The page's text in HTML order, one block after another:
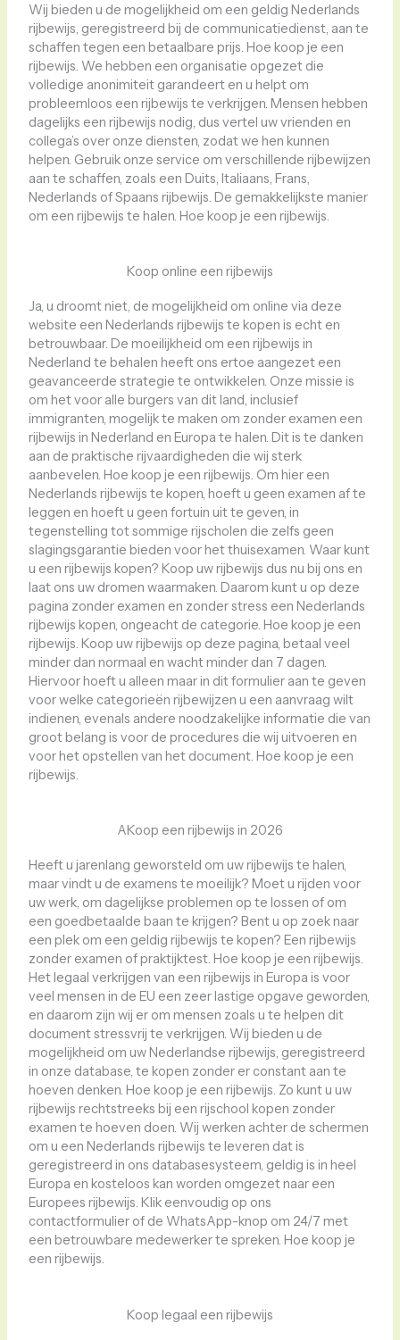
Wij bieden u de mogelijkheid om een ​​geldig Nederlands
rijbewijs, geregistreerd bij de communicatiedienst, aan te
schaffen tegen een betaalbare prijs. Hoe koop je een
rijbewijs. We hebben een organisatie opgezet die
volledige anonimiteit garandeert en u helpt om
probleemloos een rijbewijs te verkrijgen. Mensen hebben
dagelijks een rijbewijs nodig, dus vertel uw vrienden en
collega’s over onze diensten, zodat we hen kunnen
helpen. Gebruik onze service om verschillende rijbewijzen
aan te schaffen, zoals een Duits, Italiaans, Frans,
Nederlands of Spaans rijbewijs. De gemakkelijkste manier
om een ​​rijbewijs te halen. Hoe koop je een rijbewijs.
Koop online een rijbewijs
Ja, u droomt niet, de mogelijkheid om online via deze
website een Nederlands rijbewijs te kopen is echt en
betrouwbaar. De moeilijkheid om een ​​rijbewijs in
Nederland te behalen heeft ons ertoe aangezet een
geavanceerde strategie te ontwikkelen. Onze missie is
om het voor alle burgers van dit land, inclusief
immigranten, mogelijk te maken om zonder examen een
rijbewijs in Nederland en Europa te halen. Dit is te danken
aan de praktische rijvaardigheden die wij sterk
aanbevelen. Hoe koop je een rijbewijs. Om hier een
Nederlands rijbewijs te kopen, hoeft u geen examen af ​​te
leggen en hoeft u geen fortuin uit te geven, in
tegenstelling tot sommige rijscholen die zelfs geen
slagingsgarantie bieden voor het thuisexamen. Waar kunt
u een rijbewijs kopen? Koop uw rijbewijs dus nu bij ons en
laat ons uw dromen waarmaken. Daarom kunt u op deze
pagina zonder examen en zonder stress een Nederlands
rijbewijs kopen, ongeacht de categorie. Hoe koop je een
rijbewijs. Koop uw rijbewijs op deze pagina, betaal veel
minder dan normaal en wacht minder dan 7 dagen.
Hiervoor hoeft u alleen maar in dit formulier aan te geven
voor welke categorieën rijbewijzen u een aanvraag wilt
indienen, evenals andere noodzakelijke informatie die van
groot belang is voor de procedures die wij uitvoeren en
voor het opstellen van het document. Hoe koop je een
rijbewijs.
AKoop een rijbewijs in 2026
Heeft u jarenlang geworsteld om uw rijbewijs te halen,
maar vindt u de examens te moeilijk? Moet u rijden voor
uw werk, om dagelijkse problemen op te lossen of om
een ​​goedbetaalde baan te krijgen? Bent u op zoek naar
een plek om een ​​geldig rijbewijs te kopen? Een rijbewijs
zonder examen of praktijktest. Hoe koop je een rijbewijs.
Het legaal verkrijgen van een rijbewijs in Europa is voor
veel mensen in de EU een zeer lastige opgave geworden,
en daarom zijn wij er om mensen zoals u te helpen dit
document stressvrij te verkrijgen. Wij bieden u de
mogelijkheid om uw Nederlandse rijbewijs, geregistreerd
in onze database, te kopen zonder er constant aan te
hoeven denken. Hoe koop je een rijbewijs. Zo kunt u uw
rijbewijs rechtstreeks bij een rijschool kopen zonder
examen te hoeven doen. Wij werken achter de schermen
om u een Nederlands rijbewijs te leveren dat is
geregistreerd in ons databasesysteem, geldig is in heel
Europa en kosteloos kan worden omgezet naar een
Europees rijbewijs. Klik eenvoudig op ons
contactformulier of de WhatsApp-knop om 24/7 met
een betrouwbare medewerker te spreken. Hoe koop je
een rijbewijs.
Koop legaal een rijbewijs